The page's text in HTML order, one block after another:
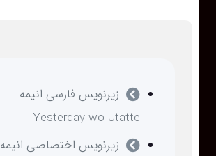
زیرنویس فارسی انیمه
Yesterday wo Utatte
زیرنویس اختصاصی انیمه